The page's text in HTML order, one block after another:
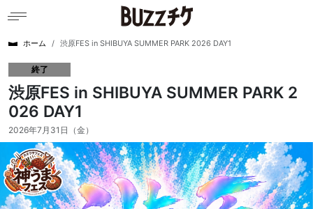
ホーム 渋原FES in SHIBUYA SUMMER PARK 2026 DAY1
終了
渋原FES in SHIBUYA SUMMER PARK 2
026 DAY1
2026年7月31日（金）